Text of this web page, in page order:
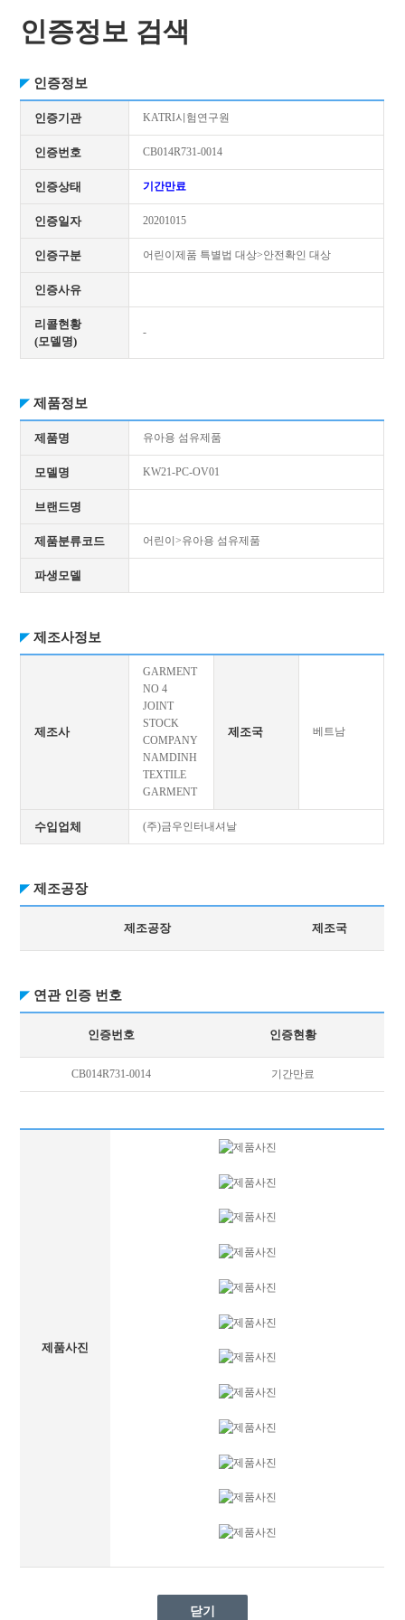
인증정보 검색
인증정보
인증기관 KATRI시험연구원
인증번호 CB014R731-0014
인증상태 기간만료
인증일자 20201015
인증구분 어린이제품 특별법 대상>안전확인 대상
인증사유
리콜현황
(모델명)
-
제품정보
제품명 유아용 섬유제품
모델명 KW21-PC-OV01
브랜드명
제품분류코드 어린이>유아용 섬유제품
파생모델
제조사정보
제조사
GARMENT
NO 4
JOINT
STOCK
COMPANY
NAMDINH
TEXTILE
GARMENT
제조국 베트남
수입업체 (주)금우인터내셔날
제조공장
제조공장 제조국
연관 인증 번호
인증번호 인증현황
CB014R731-0014 기간만료
제품사진
닫기